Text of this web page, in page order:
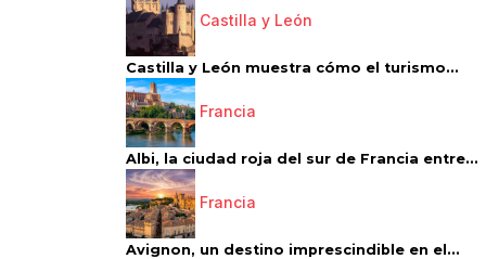
Castilla y León
Castilla y León muestra cómo el turismo...
Francia
Albi, la ciudad roja del sur de Francia entre...
Francia
Avignon, un destino imprescindible en el...